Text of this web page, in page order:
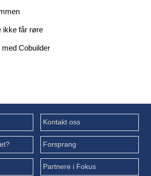
ikke får røre
Cobuilder
Kontakt oss
Forsprang
Partnere i Fokus